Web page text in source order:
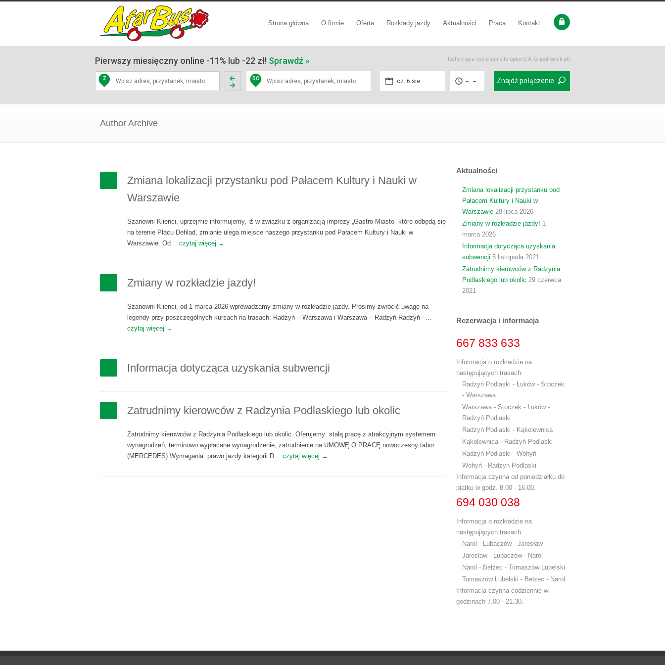
Strona główna O firmie Oferta Rozkłady jazdy Aktualności Praca Kontakt
Pierwszy miesięczny online -11% lub -22 zł! Sprawdź » Technologia i wykonanieTeroplan S.A. (e-podróżnik.pl)
Z DO cz. 6 sie. -- : -- Znajdź połączenie
Author Archive
Zmiana lokalizacji przystanku pod Pałacem Kultury i Nauki w
Warszawie
Szanowni Klienci, uprzejmie informujemy, iż w związku z organizacją imprezy „Gastro Miasto” które odbędą się
na terenie Placu Defilad, zmianie ulega miejsce naszego przystanku pod Pałacem Kultury i Nauki w
Warszawie. Od… czytaj więcej →
Zmiany w rozkładzie jazdy!
Szanowni Klienci, od 1 marca 2026 wprowadzamy zmiany w rozkładzie jazdy. Prosimy zwrócić uwagę na
legendy przy poszczególnych kursach na trasach: Radzyń – Warszawa i Warszawa – Radzyń Radzyń –…
czytaj więcej →
Informacja dotycząca uzyskania subwencji
Zatrudnimy kierowców z Radzynia Podlaskiego lub okolic
Zatrudnimy kierowców z Radzynia Podlaskiego lub okolic. Oferujemy: stałą pracę z atrakcyjnym systemem
wynagrodzeń, terminowo wypłacane wynagrodzenie, zatrudnienie na UMOWĘ O PRACĘ nowoczesny tabor
(MERCEDES) Wymagania: prawo jazdy kategorii D… czytaj więcej →
Aktualności
Zmiana lokalizacji przystanku pod
Pałacem Kultury i Nauki w
Warszawie 28 lipca 2026
Zmiany w rozkładzie jazdy! 1
marca 2026
Informacja dotycząca uzyskania
subwencji 5 listopada 2021
Zatrudnimy kierowców z Radzynia
Podlaskiego lub okolic 29 czerwca
2021
Rezerwacja i informacja
667 833 633
Informacja o rozkładzie na
następujących trasach:
Radzyń Podlaski - Łuków - Stoczek
- Warszawa
Warszawa - Stoczek - Łuków -
Radzyń Podlaski
Radzyń Podlaski - Kąkolewnica
Kąkolewnica - Radzyń Podlaski
Radzyń Podlaski - Wohyń
Wohyń - Radzyń Podlaski
Informacja czynna od poniedziałku do
piątku w godz. 8.00 - 16.00.
694 030 038
Informacja o rozkładzie na
następujących trasach:
Narol - Lubaczów - Jarosław
Jarosław - Lubaczów - Narol
Narol - Bełżec - Tomaszów Lubelski
Tomaszów Lubelski - Bełżec - Narol
Informacja czynna codziennie w
godzinach 7.00 - 21.30.